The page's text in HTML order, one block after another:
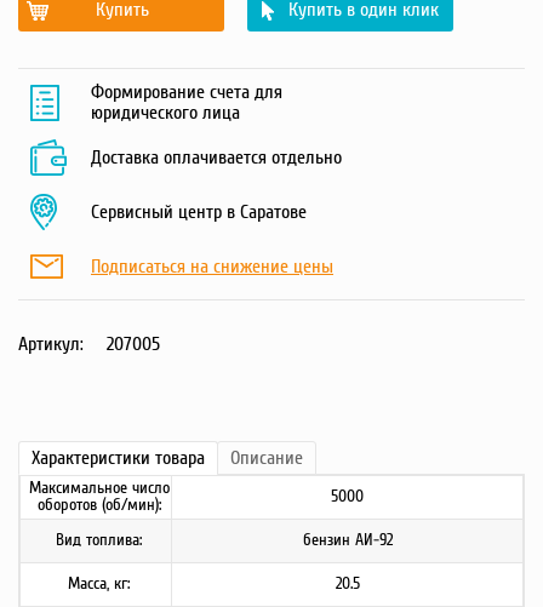
Купить Купить в один клик
Формирование счета для
юридического лица
Доставка оплачивается отдельно
Сервисный центр в Саратове
Подписаться на снижение цены
Артикул: 207005
Характеристики товара Описание
Максимальное число
оборотов (об/мин):
5000
Вид топлива: бензин АИ-92
Масса, кг:
20.5